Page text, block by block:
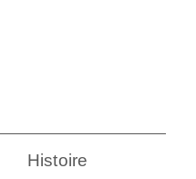
Histoire